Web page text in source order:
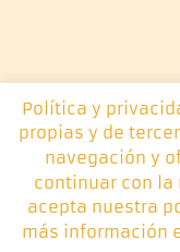
Monplamar, desde
Política y
propias y de
navegación y
continuar con la
acepta nuestra
más información